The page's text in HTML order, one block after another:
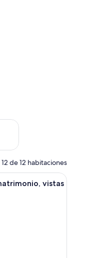
fin de semana,
de 12 habitaciones
con vista a formaciones rocosas
vistas